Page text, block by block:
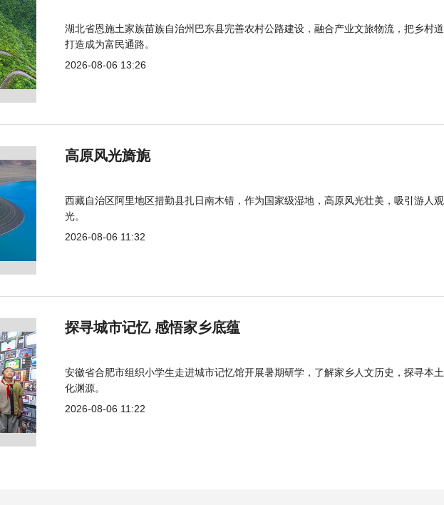
湖北省恩施土家族苗族自治州巴东县完善农村公路建设，融合产业文旅物流，把乡村
打造成为富民通路。
2026-08-06 13:26
高原风光旖旎
西藏自治区阿里地区措勤县扎日南木错，作为国家级湿地，高原风光壮美，吸引游人观
光。
2026-08-06 11:32
探寻城市记忆 感悟家乡底蕴
安徽省合肥市组织小学生走进城市记忆馆开展暑期研学，了解家乡人文历史，探寻本
化渊源。
2026-08-06 11:22